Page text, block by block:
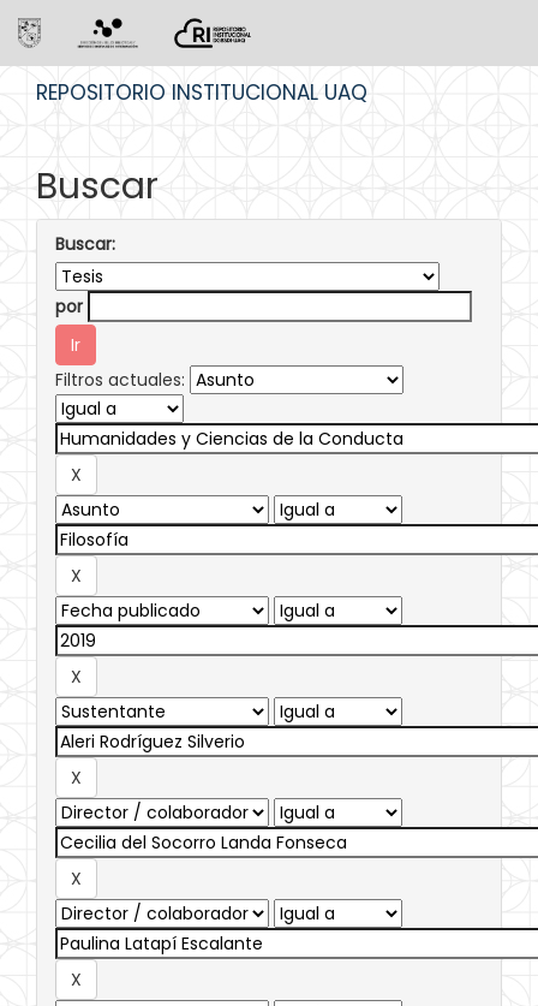
REPOSITORIO INSTITUCIONAL UAQ
Buscar
Buscar:
por
Filtros actuales: